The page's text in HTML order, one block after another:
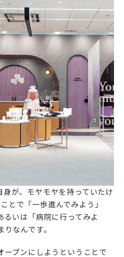
が、モヤモヤを持っていたけ
とで「一歩進んでみよう」
るいは「病院に行ってみよ
なんです。
ープンにしようということで